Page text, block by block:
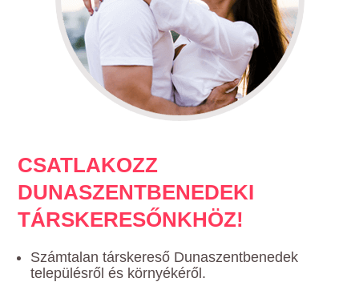
CSATLAKOZZ
DUNASZENTBENEDEKI
TÁRSKERESŐNKHÖZ!
Számtalan társkereső Dunaszentbenedek
településről és környékéről.